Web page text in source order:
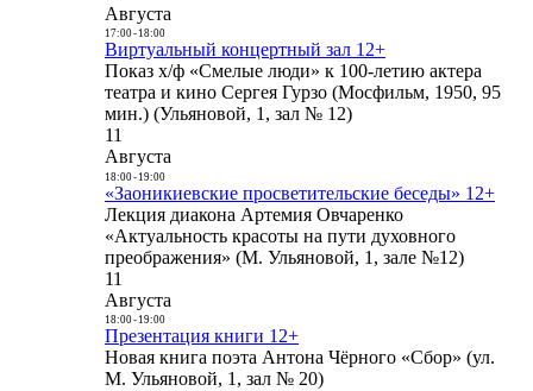
Августа
17:00- 18:00
Виртуальный концертный зал 12+
Показ х/ф «Смелые люди» к 100-летию актера
театра и кино Сергея Гурзо (Мосфильм, 1950, 95
мин.) (Ульяновой, 1, зал № 12)
11
Августа
18:00- 19:00
«Заоникиевские просветительские беседы» 12+
Лекция диакона Артемия Овчаренко
«Актуальность красоты на пути духовного
преображения» (М. Ульяновой, 1, зале №12)
11
Августа
18:00- 19:00
Презентация книги 12+
Новая книга поэта Антона Чёрного «Сбор» (ул.
М. Ульяновой, 1, зал № 20)